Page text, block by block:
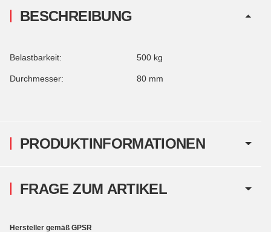
PRODUKTINFORMATIONEN
BESCHREIBUNG
Belastbarkeit: 500 kg
Durchmesser: 80 mm
FRAGE ZUM ARTIKEL
Hersteller gemäß GPSR